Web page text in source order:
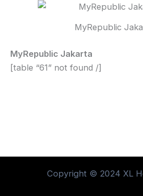
MyRepublic
MyRepublic Jakarta
[table “61” not found /]
Copyright © 2024 XL